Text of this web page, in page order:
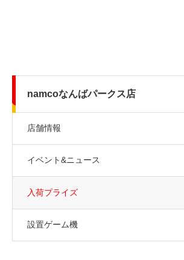
namcoなんばパークス店
店舗情報
イベント&ニュース
入荷プライズ
設置ゲーム機